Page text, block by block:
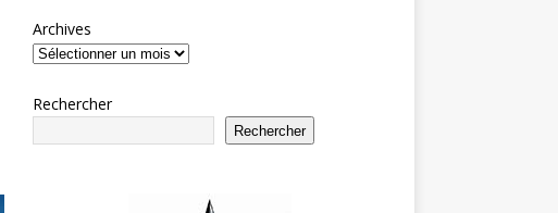
Archives
Rechercher
Rechercher